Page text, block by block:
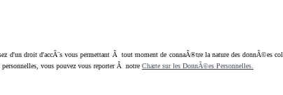
droit d'accÃ¨s vous permettant Ã tout moment de connaÃ®tre la nature des donnÃ©es
vous pouvez vous reporter Ã notre Charte sur les DonnÃ©es Personnelles.